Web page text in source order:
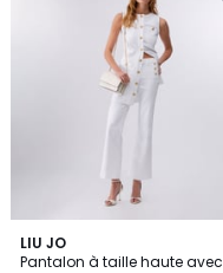
LIU JO
Pantalon à taille haute avec